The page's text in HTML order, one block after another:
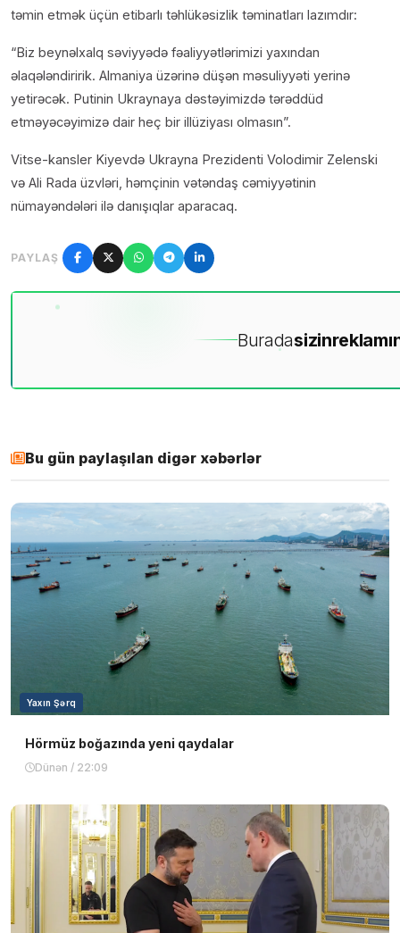
təmin etmək üçün etibarlı təhlükəsizlik təminatları lazımdır:
“Biz beynəlxalq səviyyədə fəaliyyətlərimizi yaxından
əlaqələndiririk. Almaniya üzərinə düşən məsuliyyəti yerinə
yetirəcək. Putinin Ukraynaya dəstəyimizdə tərəddüd
etməyəcəyimizə dair heç bir illüziyası olmasın”.
Vitse-kansler Kiyevdə Ukrayna Prezidenti Volodimir Zelenski
və Ali Rada üzvləri, həmçinin vətəndaş cəmiyyətinin
nümayəndələri ilə danışıqlar aparacaq.
PAYLAŞ
Buradasizin
Bu gün paylaşılan digər xəbərlər
Yaxın Şərq
Hörmüz boğazında yeni qaydalar
Dünən / 22:09